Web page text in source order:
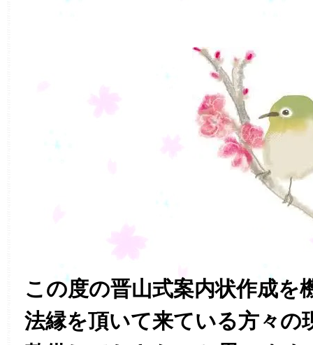
この度の晋山式案内状作成を
法縁を頂いて来ている方々の